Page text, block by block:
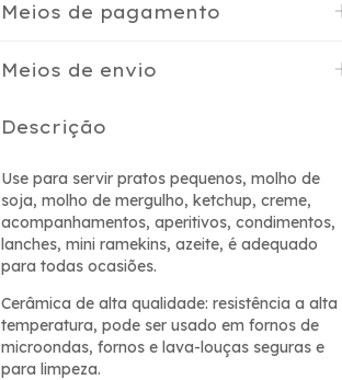
Meios de pagamento
Meios de envio
Descrição
Use para servir pratos pequenos, molho de
soja, molho de mergulho, ketchup, creme,
acompanhamentos, aperitivos, condimentos,
lanches, mini ramekins, azeite, é adequado
para todas ocasiões.
Cerâmica de alta qualidade: resistência a alta
temperatura, pode ser usado em fornos de
microondas, fornos e lava-louças seguras e
para limpeza.